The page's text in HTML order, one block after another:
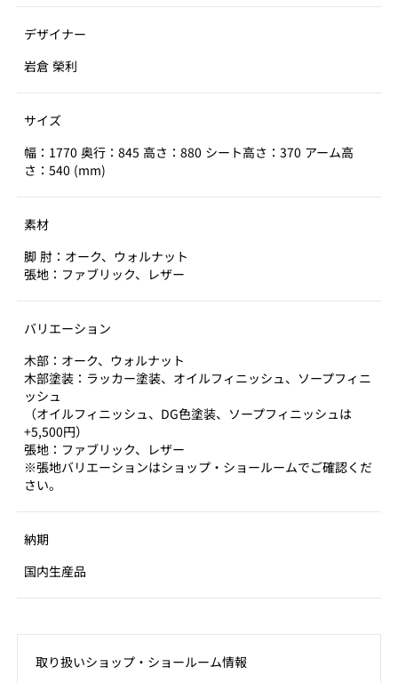
デザイナー
岩倉 榮利
サイズ
幅：1770 奥行：845 高さ：880 シート高さ：370 アーム高
さ：540 (mm)
素材
脚 肘：オーク、ウォルナット
張地：ファブリック、レザー
バリエーション
木部：オーク、ウォルナット
木部塗装：ラッカー塗装、オイルフィニッシュ、ソープフィニ
ッシュ
（オイルフィニッシュ、DG色塗装、ソープフィニッシュは
+5,500円）
張地：ファブリック、レザー
※張地バリエーションはショップ・ショールームでご確認くだ
さい。
納期
国内生産品
取り扱いショップ‧ショールーム情報